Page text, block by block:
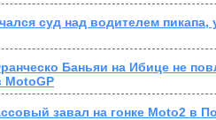
суд над водителем
Баньяи на Ибице не
MotoGP
завал на гонке Moto2 в